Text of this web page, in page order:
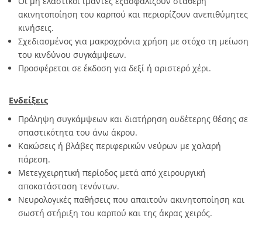
ακινητοποίηση του καρπού και περιορίζουν ανεπιθύμητες
κινήσεις.
Σχεδιασμένος για μακροχρόνια χρήση με στόχο τη μείωση
του κινδύνου συγκάμψεων.
Προσφέρεται σε έκδοση για δεξί ή αριστερό χέρι.
Ενδείξεις
Πρόληψη συγκάμψεων και διατήρηση ουδέτερης θέσης σε
σπαστικότητα του άνω άκρου.
Κακώσεις ή βλάβες περιφερικών νεύρων με χαλαρή
πάρεση.
Μετεγχειρητική περίοδος μετά από χειρουργική
αποκατάσταση τενόντων.
Νευρολογικές παθήσεις που απαιτούν ακινητοποίηση και
σωστή στήριξη του καρπού και της άκρας χειρός.